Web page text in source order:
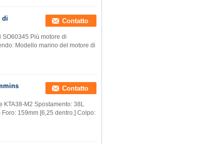
di
Contatto
Più motore di
Modello marino del motore di
Contatto
KTA38-M2 Spostamento: 38L
159mm [6,25 dentro.] Colpo: